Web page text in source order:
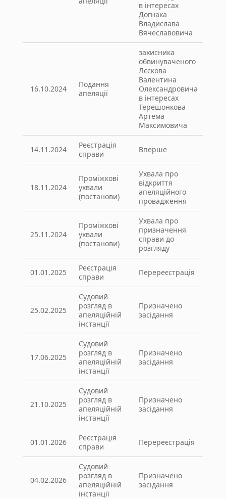
в інтересах
Догнака
Владислава
Вячеславовича
16.10.2024
Подання
апеляції
захисника
обвинуваченого
Лєскова
Валентина
Олександровича
в інтересах
Терешонкова
Артема
Максимовича
14.11.2024
Реєстрація
справи
Вперше
18.11.2024
Проміжкові
ухвали
(постанови)
Ухвала про
відкриття
апеляційного
провадження
25.11.2024
Проміжкові
ухвали
(постанови)
Ухвала про
призначення
справи до
розгляду
01.01.2025
Реєстрація
справи
Перереєстрація
25.02.2025
Судовий
розгляд в
апеляційній
інстанції
Призначено
засідання
17.06.2025
Судовий
розгляд в
апеляційній
інстанції
Призначено
засідання
21.10.2025
Судовий
розгляд в
апеляційній
інстанції
Призначено
засідання
01.01.2026
Реєстрація
справи
Перереєстрація
04.02.2026
Судовий
розгляд в
апеляційній
інстанції
Призначено
засідання